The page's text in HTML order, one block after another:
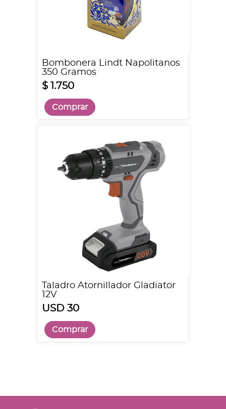
Bombonera Lindt Napolitanos
350 Gramos
$ 1.750
Comprar
Taladro Atornillador Gladiator
12V
USD 30
Comprar